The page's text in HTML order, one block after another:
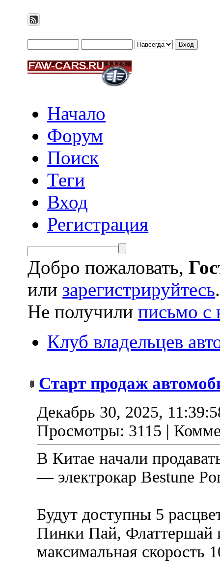
Начало
Форум
Поиск
Теги
Вход
Регистрация
Добро пожаловать,
или зарегистрируйтесь.
Не получилиписьмо с
Клуб владельцев
Старт продаж
Декабрь 30, 2025,
Просмотры: 3115 |
В Китае начали
— электрокар Bestune
Будут доступны 5
Пинки Пай, Флаттершай
максимальная скорость